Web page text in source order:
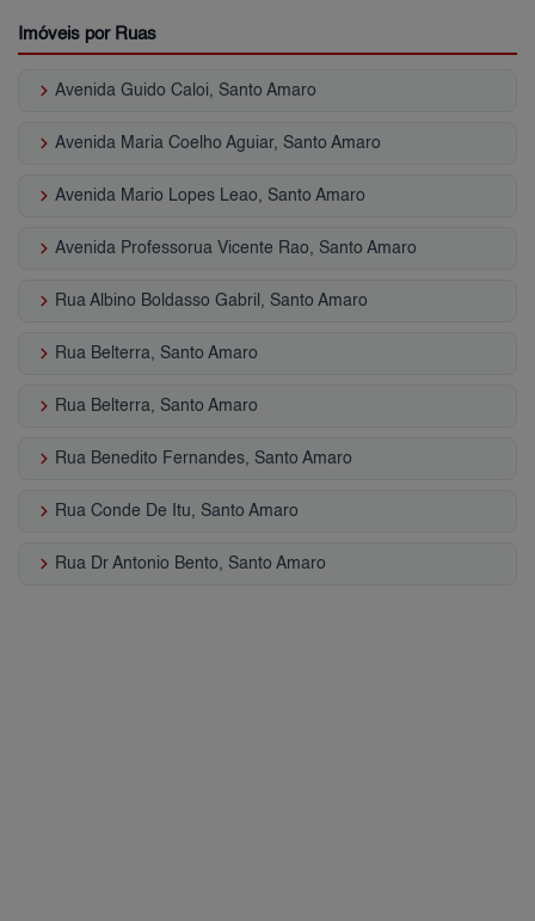
Imóveis por Ruas
keyboard_arrow_right Avenida Guido Caloi, Santo Amaro
keyboard_arrow_right Avenida Maria Coelho Aguiar, Santo Amaro
keyboard_arrow_right Avenida Mario Lopes Leao, Santo Amaro
keyboard_arrow_right Avenida Professorua Vicente Rao, Santo Amaro
keyboard_arrow_right Rua Albino Boldasso Gabril, Santo Amaro
keyboard_arrow_right Rua Belterra, Santo Amaro
keyboard_arrow_right Rua Belterra, Santo Amaro
keyboard_arrow_right Rua Benedito Fernandes, Santo Amaro
keyboard_arrow_right Rua Conde De Itu, Santo Amaro
keyboard_arrow_right Rua Dr Antonio Bento, Santo Amaro